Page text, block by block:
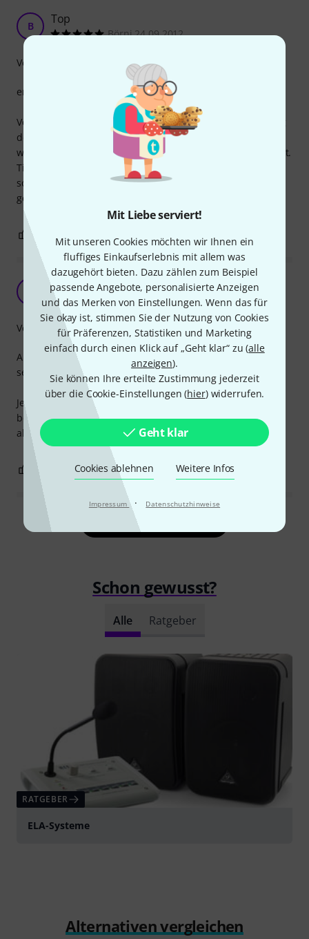
Mit Liebe serviert!
Mit unseren Cookies möchten wir Ihnen ein
fluffiges Einkaufserlebnis mit allem was
dazugehört bieten. Dazu zählen zum Beispiel
passende Angebote, personalisierte Anzeigen
und das Merken von Einstellungen. Wenn das für
Sie okay ist, stimmen Sie der Nutzung von Cookies
für Präferenzen, Statistiken und Marketing
einfach durch einen Klick auf „Geht klar“ zu (alle
anzeigen).
Sie können Ihre erteilte Zustimmung jederzeit
über die Cookie-Einstellungen (hier) widerrufen.
Geht klar
Cookies ablehnen Weitere Infos
Impressum · Datenschutzhinweise
B Top
Börni 24.09.2012
erfüllt seinen Zweck.
Vorteilhaft wäre wenn ein Blech mit Nasen zur Befestigung
der Leitungen mit Kabelbindern mit verarbeitet werden
würde wie es bei Kabelfanghalter in der Industrie üblich ist.
Tipp: zwei Kabelbinder über kreuz die Leitung befestigen,
sodass diese rechtwinklig über den Bügel verlaufen und
gerade auf die Einbaubuchsen treffen.
Verarbeitung
Passt
DjThunderman 03.09.2012
An der Verarbeitung gibt es nichts zu meckern. Ist auch
sehr stabil.
Jedoch hätte K&M ruhig Schrauben beilegen können. Man
benötigt M5 Schrauben. Das Gewinde ist ca. 10 mm tief,
also vorher noch M5x10 Schrauben besorgen!
Verarbeitung
0 BEWERTUNG MELDEN
Alle Bewertungen lesen
Schon gewusst?
Alle Ratgeber
RATGEBER
ELA-Systeme
Alternativen vergleichen